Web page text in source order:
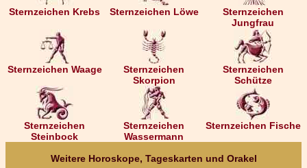
Sternzeichen Krebs Sternzeichen Löwe
Sternzeichen
Jungfrau
Sternzeichen Waage
Sternzeichen
Skorpion
Sternzeichen
Schütze
Sternzeichen
Steinbock
Sternzeichen
Wassermann
Sternzeichen Fische
Weitere Horoskope, Tageskarten und Orakel